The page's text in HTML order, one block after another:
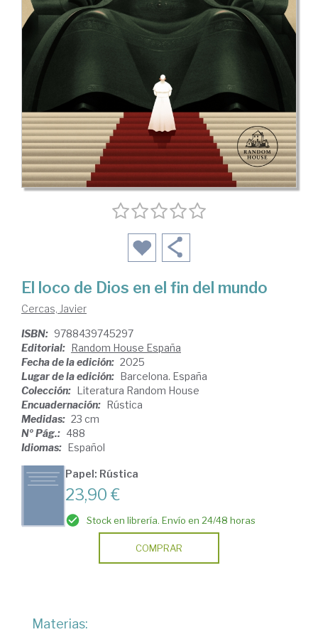
El loco de Dios en el fin del mundo
Cercas, Javier
ISBN: 9788439745297
Editorial: Random House España
Fecha de la edición: 2025
Lugar de la edición: Barcelona. España
Colección: Literatura Random House
Encuadernación: Rústica
Medidas: 23 cm
Nº Pág.: 488
Idiomas: Español
Papel: Rústica
23,90 €
Stock en librería. Envío en 24/48 horas
COMPRAR
Materias: